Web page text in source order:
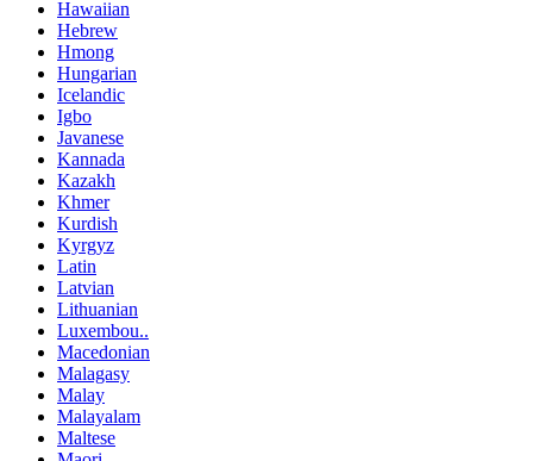
Hawaiian
Hebrew
Hmong
Hungarian
Icelandic
Igbo
Javanese
Kannada
Kazakh
Khmer
Kurdish
Kyrgyz
Latin
Latvian
Lithuanian
Luxembou..
Macedonian
Malagasy
Malay
Malayalam
Maltese